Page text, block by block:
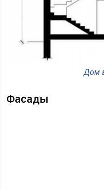
Дом
Фасады